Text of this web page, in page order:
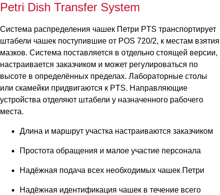
Petri Dish Transfer System
Система распределения чашек Петри PTS транспортирует
штабели чашек поступившие от POS 720/2, к местам взятия
мазков. Система поставляется в отдельно стоящей версии,
настраивается заказчиком и может регулироваться по
высоте в определённых пределах. Лабораторные столы
или скамейки придвигаются к PTS. Направляющие
устройства отделяют штабели у назначенного рабочего
места.
Длина и маршрут участка настраиваются заказчиком
Простота обращения и малое участие персонала
Надёжная подача всех необходимых чашек Петри
Надёжная идентификация чашек в течение всего